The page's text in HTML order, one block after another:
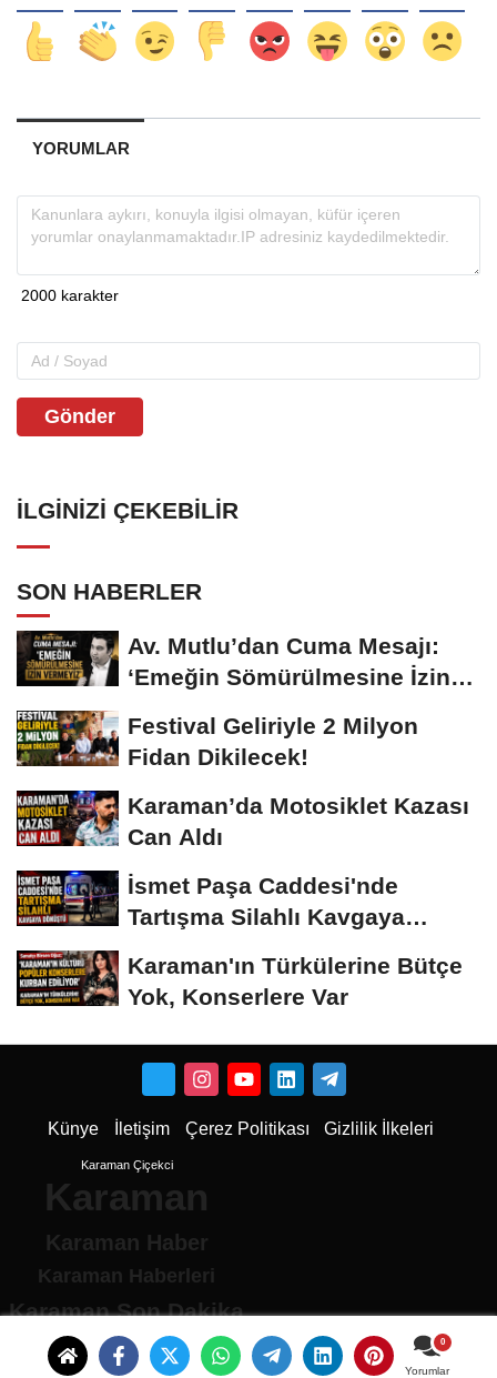
Yorumlar
YORUMLAR
Gönder
İLGINIZI ÇEKEBILIR
SON HABERLER
Av. Mutlu’dan Cuma Mesajı:
‘Emeğin Sömürülmesine İzin
Festival Geliriyle 2 Milyon
Fidan Dikilecek!
Karaman’da Motosiklet Kazası
Can Aldı
İsmet Paşa Caddesi'nde
Tartışma Silahlı Kavgaya
Karaman'ın Türkülerine Bütçe
Yok, Konserlere Var
Künye İletişim Çerez Politikası Gizlilik İlkeleri
Karaman Çiçekci
Karaman
Karaman Haber
Karaman Haberleri
Karaman Son Dakika
Karaman son dakika Haberleri
Karamandan haberler